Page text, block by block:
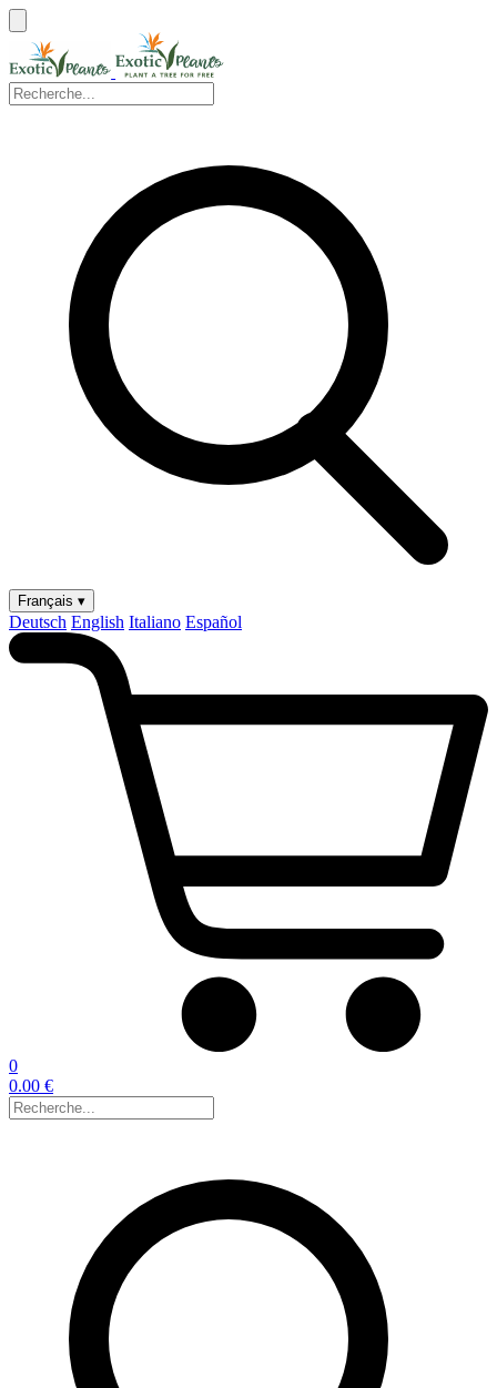
Français ▾
Deutsch English Italiano Español
0
0.00 €